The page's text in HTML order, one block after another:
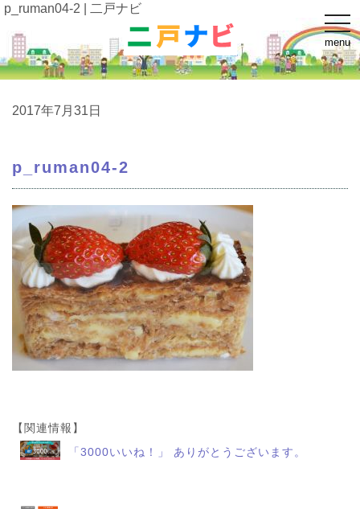
t
o
g
g
l
e
o
menu
p_ruman04-2 | 二戸ナビ
2017年7月31日
p_ruman04-2
【関連情報】
「3000いいね！」 ありがとうございます。